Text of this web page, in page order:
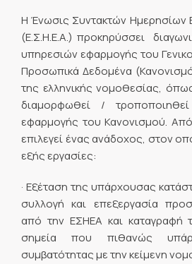
H Ένωσις Συντακτών
(Ε.Σ.Η.Ε.Α.) προκηρύσσει
υπηρεσιών εφαρμογής του
Προσωπικά Δεδομένα
της ελληνικής νομοθεσίας,
διαμορφωθεί /
εφαρμογής του Κανονισμού.
επιλεγεί ένας ανάδοχος, στον
εξής εργασίες:
· Εξέταση της υπάρχουσας
συλλογή και επεξεργασία
από την ΕΣΗΕΑ και καταγραφή
σημεία που πιθανώς
συμβατότητας με την κείμενη